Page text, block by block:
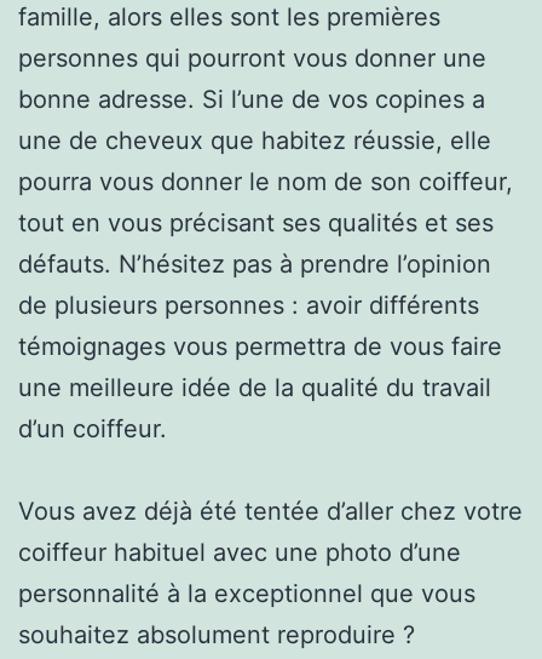
famille, alors elles sont les premières
personnes qui pourront vous donner une
bonne adresse. Si l’une de vos copines a
une de cheveux que habitez réussie, elle
pourra vous donner le nom de son coiffeur,
tout en vous précisant ses qualités et ses
défauts. N’hésitez pas à prendre l’opinion
de plusieurs personnes : avoir différents
témoignages vous permettra de vous faire
une meilleure idée de la qualité du travail
d’un coiffeur.
Vous avez déjà été tentée d’aller chez votre
coiffeur habituel avec une photo d’une
personnalité à la exceptionnel que vous
souhaitez absolument reproduire ?